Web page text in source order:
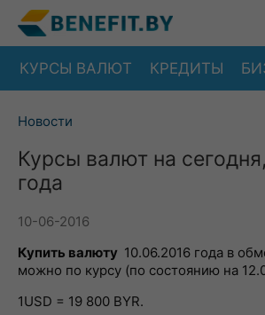
КУРСЫ ВАЛЮТ КРЕДИТЫ
Новости
Курсы валют на
года
10-06-2016
Купить валюту 10.06.2016 года в
можно по курсу (по состоянию на
1USD = 19 800 BYR.